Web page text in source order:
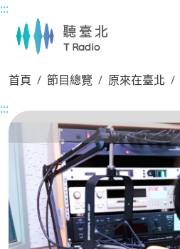
主要內容區塊
:::
首頁 節目總覽 原來在臺北
:::